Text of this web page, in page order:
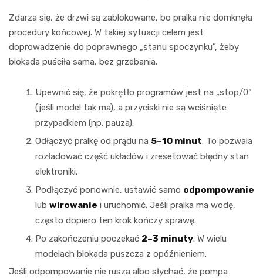
Zdarza się, że drzwi są zablokowane, bo pralka nie domknęła
procedury końcowej. W takiej sytuacji celem jest
doprowadzenie do poprawnego „stanu spoczynku”, żeby
blokada puściła sama, bez grzebania.
Upewnić się, że pokrętło programów jest na „stop/0”
(jeśli model tak ma), a przyciski nie są wciśnięte
przypadkiem (np. pauza).
Odłączyć pralkę od prądu na 5–10 minut. To pozwala
rozładować część układów i zresetować błędny stan
elektroniki.
Podłączyć ponownie, ustawić samo odpompowanie
lub wirowanie i uruchomić. Jeśli pralka ma wodę,
często dopiero ten krok kończy sprawę.
Po zakończeniu poczekać 2–3 minuty. W wielu
modelach blokada puszcza z opóźnieniem.
Jeśli odpompowanie nie rusza albo słychać, że pompa